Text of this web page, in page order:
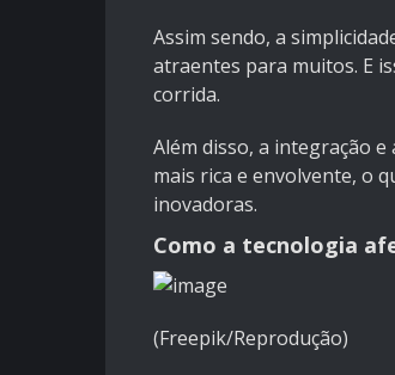
Assim sendo, a
atraentes para muitos. E
corrida.
Além disso, a integração
mais rica e envolvente, o
inovadoras.
Como a tecnologia
(Freepik/Reprodução)